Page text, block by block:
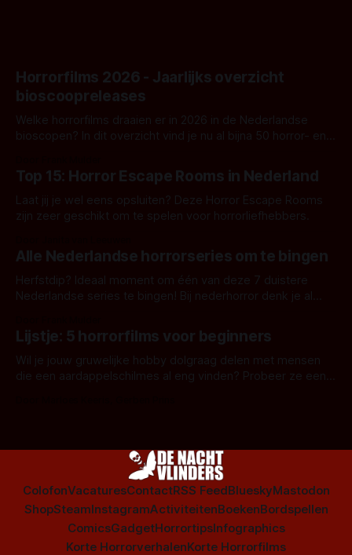
Horrorfilms 2026 - Jaarlijks overzicht
bioscoopreleases
Welke horrorfilms draaien er in 2026 in de Nederlandse
bioscopen? In dit overzicht vind je nu al bijna 50 horror- en
Top 15: Horror Escape Rooms in Nederland
Laat jij je wel eens opsluiten? Deze Horror Escape Rooms
zijn zeer geschikt om te spelen voor horrorliefhebbers.
Alle Nederlandse horrorseries om te bingen
Herfstdip? Ideaal moment om één van deze 7 duistere
Nederlandse series te bingen! Bij nederhorror denk je al
Amsterdamned of The Johnsons. Maar Nederlandse horror
is niet beperkt tot films. Hier een aantal Nederlandse tv-
series uit het duistere of horrorgenre. Als
Lijstje: 5 horrorfilms voor beginners
Wil je jouw gruwelijke hobby dolgraag delen met mensen
die een aardappelschilmes al eng vinden? Probeer ze eens
ColofonVacaturesContactRSS FeedBlueskyMastodon
ShopSteamInstagramActiviteitenBoekenBordspellen
ComicsGadgetHorrortipsInfographics
Korte HorrorverhalenKorte Horrorfilms